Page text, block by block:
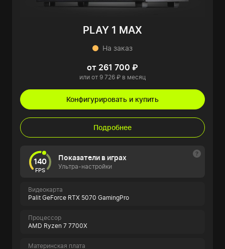
PLAY 1 MAX
На заказ
от 261 700 ₽
или от 9 726 ₽ в месяц
Конфигурировать и купить
Подробнее
140
FPS
Показатели в играх
Ультра-настройки
Видеокарта
Palit GeForce RTX 5070 GamingPro
Процессор
AMD Ryzen 7 7700X
Материнская плата